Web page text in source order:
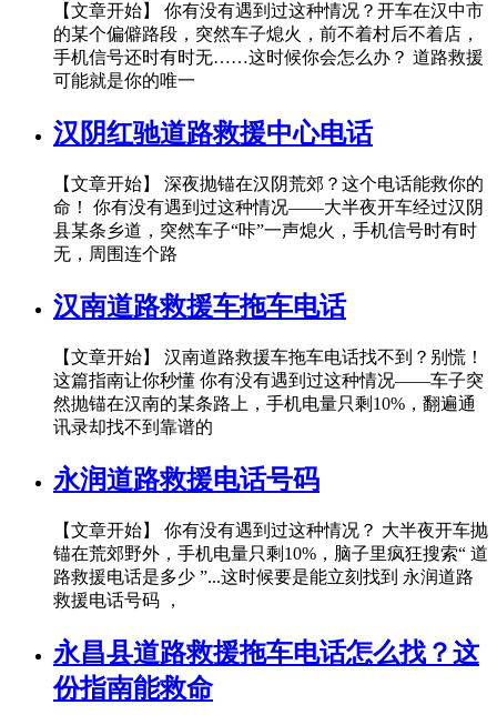
【文章开始】 你有没有遇到过这种情况？开车在汉中市
的某个偏僻路段，突然车子熄火，前不着村后不着店，
手机信号还时有时无……这时候你会怎么办？ 道路救援
可能就是你的唯一
汉阴红驰道路救援中心电话
【文章开始】 深夜抛锚在汉阴荒郊？这个电话能救你的
命！ 你有没有遇到过这种情况——大半夜开车经过汉阴
县某条乡道，突然车子“咔”一声熄火，手机信号时有时
无，周围连个路
汉南道路救援车拖车电话
【文章开始】 汉南道路救援车拖车电话找不到？别慌！
这篇指南让你秒懂 你有没有遇到过这种情况——车子突
然抛锚在汉南的某条路上，手机电量只剩10%，翻遍通
讯录却找不到靠谱的
永润道路救援电话号码
【文章开始】 你有没有遇到过这种情况？ 大半夜开车抛
锚在荒郊野外，手机电量只剩10%，脑子里疯狂搜索“ 道
路救援电话是多少 ”...这时候要是能立刻找到 永润道路
救援电话号码 ，
永昌县道路救援拖车电话怎么找？这
份指南能救命